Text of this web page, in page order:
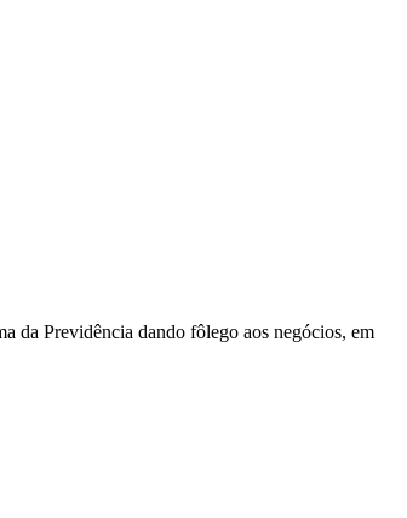
da Previdência dando fôlego aos negócios, em